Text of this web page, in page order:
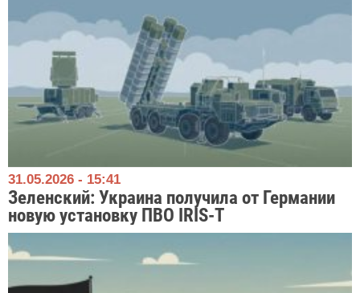
31.05.2026 - 15:41
Зеленский: Украина получила от Германии
новую установку ПВО IRIS-T